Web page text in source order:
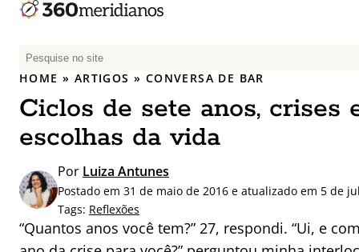
P
e
q
u
i
a
r
p
o
HOME » ARTIGOS » CONVERSA DE BAR
Ciclos de sete anos, crises
escolhas da vida
Por Luiza Antunes
Postado em 31 de maio de 2016 e atualizado em 5 de
Tags: Reflexões
“Quantos anos você tem?” 27, respondi. “Ui, e